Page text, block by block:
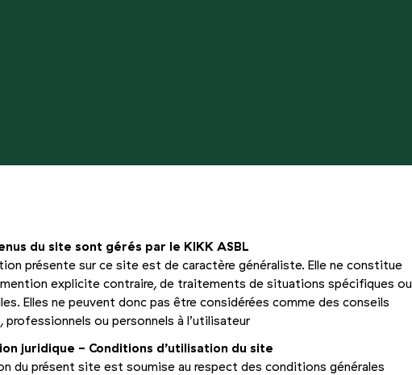
du site sont gérés par le KIKK ASBL
présente sur ce site est de caractère généraliste. Elle ne consti­tue
explicite contraire, de traitements de situations spé­cifiques ou
Elles ne peuvent donc pas être considérées comme des conseils
professionnels ou personnels à l’utilisateur
juridique - Conditions d’utilisation du site
du présent site est soumise au respect des conditions générales